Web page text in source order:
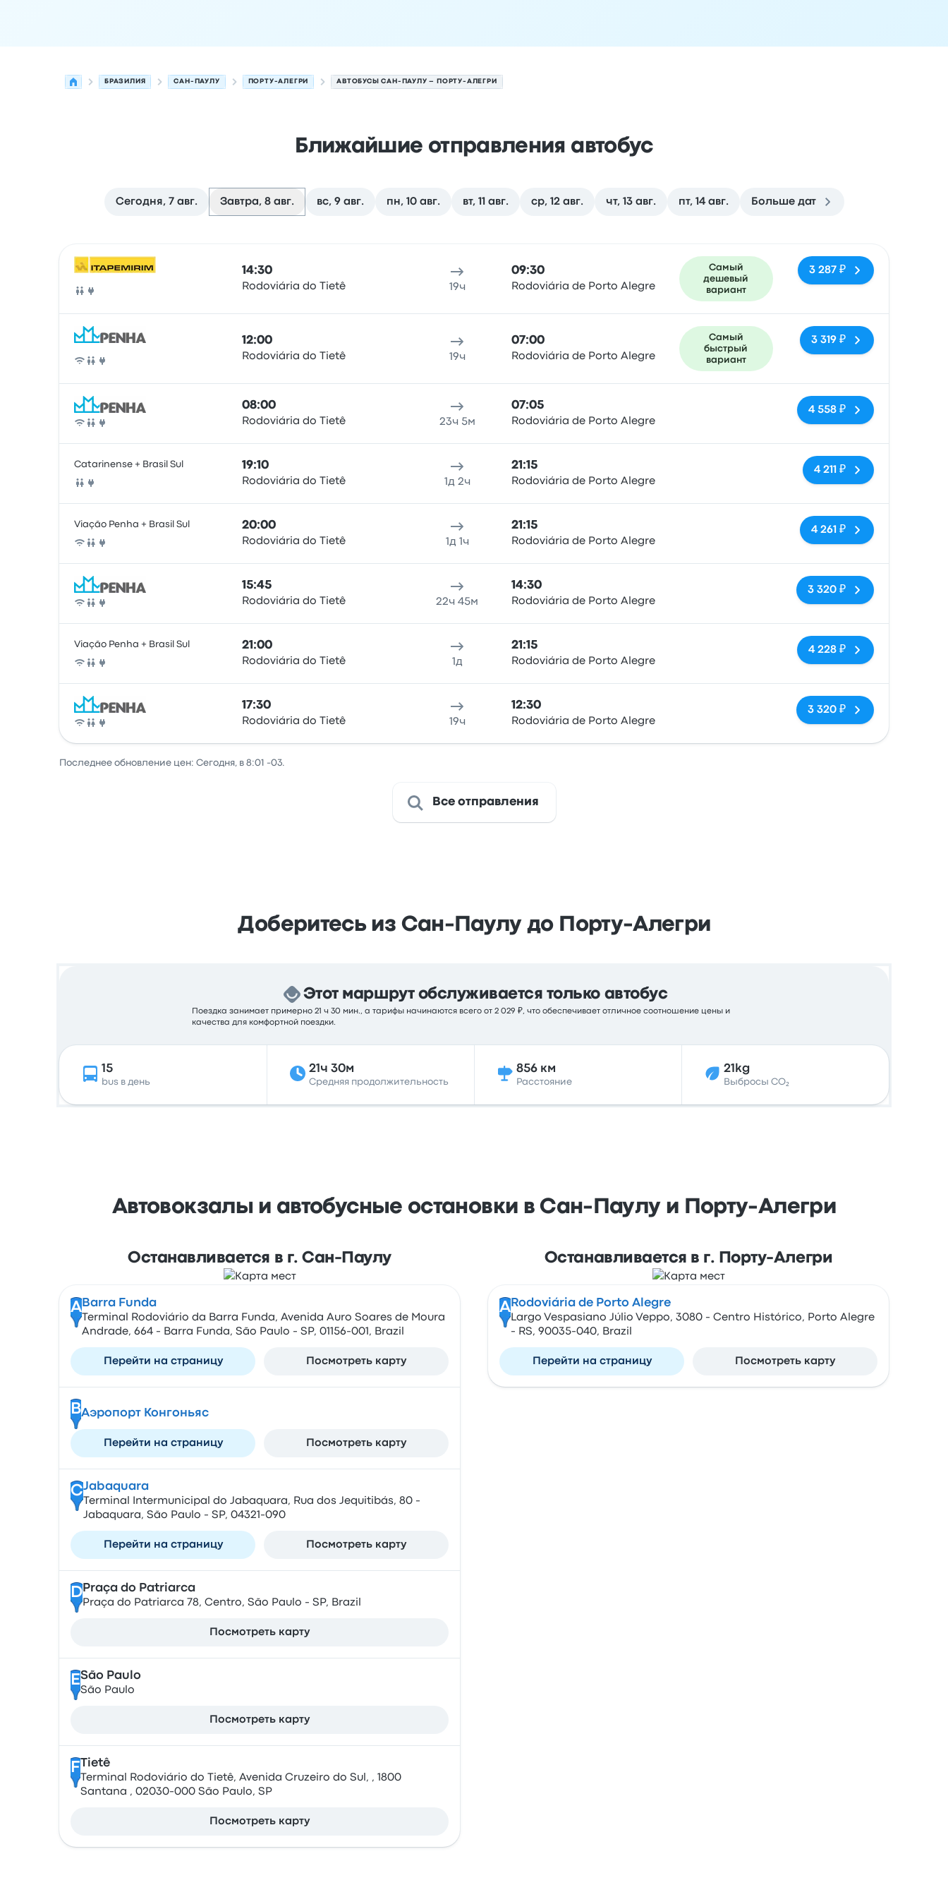
БРАЗИЛИЯ САН-ПАУЛУ ПОРТУ-АЛЕГРИ АВТОБУСЫ САН-ПАУЛУ – ПОРТУ-АЛЕГРИ
Ближайшие отправления автобус
Сегодня, 7 авг. Завтра, 8 авг. вс, 9 авг. пн, 10 авг. вт, 11 авг. ср, 12 авг. чт, 13 авг. пт, 14 авг. Больше дат
Автобус
14:30
Rodoviária do Tietê 19ч
09:30
Rodoviária de Porto Alegre
Самый
дешевый
вариант
3 287 ₽
Автобус
12:00
Rodoviária do Tietê 19ч
07:00
Rodoviária de Porto Alegre
Самый
быстрый
вариант
3 319 ₽
Автобус
08:00
Rodoviária do Tietê 23ч 5м
07:05
Rodoviária de Porto Alegre
Нет тегов
4 558 ₽
Catarinense + Brasil Sul
Автобус
19:10
Rodoviária do Tietê 1д 2ч
21:15
Rodoviária de Porto Alegre
Нет тегов
4 211 ₽
Viação Penha + Brasil Sul
Автобус
20:00
Rodoviária do Tietê 1д 1ч
21:15
Rodoviária de Porto Alegre
Нет тегов
4 261 ₽
Автобус
15:45
Rodoviária do Tietê 22ч 45м
14:30
Rodoviária de Porto Alegre
Нет тегов
3 320 ₽
Viação Penha + Brasil Sul
Автобус
21:00
Rodoviária do Tietê 1д
21:15
Rodoviária de Porto Alegre
Нет тегов
4 228 ₽
Автобус
17:30
Rodoviária do Tietê 19ч
12:30
Rodoviária de Porto Alegre
Нет тегов
3 320 ₽
Последнее обновление цен: Сегодня, в 8:01 -03.
Все отправления
Доберитесь из Сан-Паулу до Порту-Алегри
Этот маршрут обслуживается только автобус
Поездка занимает примерно 21 ч 30 мин., а тарифы начинаются всего от 2 029 ₽, что обеспечивает отличное соотношение цены и
качества для комфортной поездки.
15
bus в день
21ч 30м
Средняя продолжительность
856 км
Расстояние
21kg
Выбросы CO₂
Автовокзалы и автобусные остановки в Сан-Паулу и Порту-Алегри
Останавливается в г. Сан-Паулу
A Barra Funda
Terminal Rodoviário da Barra Funda, Avenida Auro Soares de Moura
Andrade, 664 - Barra Funda, São Paulo - SP, 01156-001, Brazil
Перейти на страницу Посмотреть карту
BАэропорт Конгоньяс
Перейти на страницу Посмотреть карту
CJabaquara
Terminal Intermunicipal do Jabaquara, Rua dos Jequitibás, 80 -
Jabaquara, São Paulo - SP, 04321-090
Перейти на страницу Посмотреть карту
DPraça do Patriarca
Praça do Patriarca 78, Centro, São Paulo - SP, Brazil
Посмотреть карту
ESão Paulo
São Paulo
Посмотреть карту
F Tietê
Terminal Rodoviário do Tietê, Avenida Cruzeiro do Sul, , 1800
Santana , 02030-000 São Paulo, SP
Посмотреть карту
Останавливается в г. Порту-Алегри
A Rodoviária de Porto Alegre
Largo Vespasiano Júlio Veppo, 3080 - Centro Histórico, Porto Alegre
- RS, 90035-040, Brazil
Перейти на страницу Посмотреть карту